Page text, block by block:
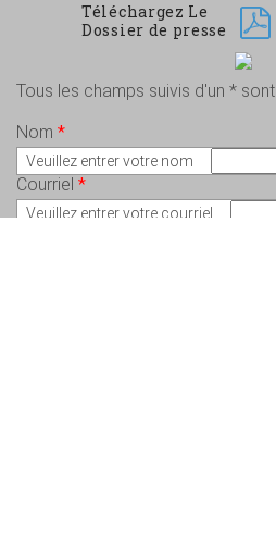
Téléchargez Le
Dossier de presse
Tous les champs suivis d'un * sont
Nom *
Veuillez entrer votre nom
Courriel *
Veuillez entrer votre courriel